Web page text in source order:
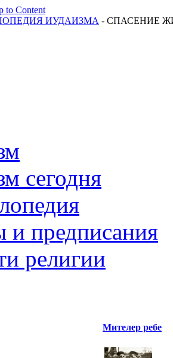
to Content
ИУДАИЗМА - СПАСЕНИЕ
сегодня
и предписания
религии
Мителер ребе